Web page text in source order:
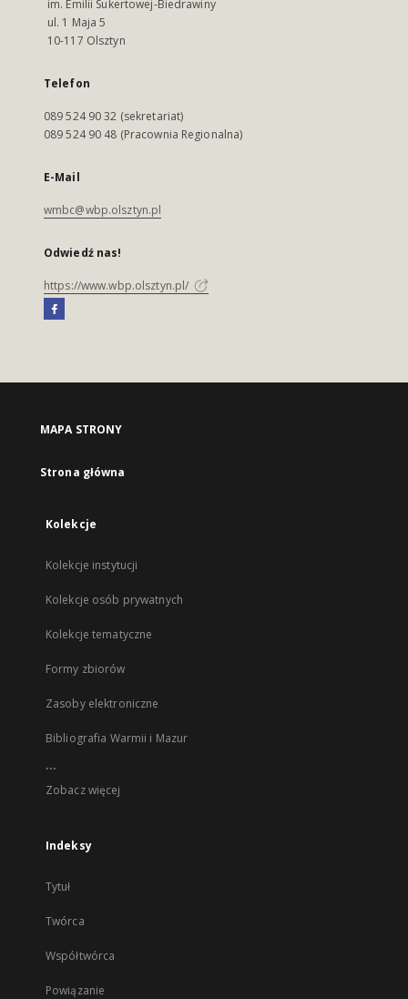
im. Emilii Sukertowej-Biedrawiny
ul. 1 Maja 5
10-117 Olsztyn
Telefon
089 524 90 32 (sekretariat)
089 524 90 48 (Pracownia Regionalna)
E-Mail
wmbc@wbp.olsztyn.pl
Odwiedź nas!
https://www.wbp.olsztyn.pl/
MAPA STRONY
Strona główna
Kolekcje
Kolekcje instytucji
Kolekcje osób prywatnych
Kolekcje tematyczne
Formy zbiorów
Zasoby elektroniczne
Bibliografia Warmii i Mazur
...
Zobacz więcej
Indeksy
Tytuł
Twórca
Współtwórca
Powiązanie